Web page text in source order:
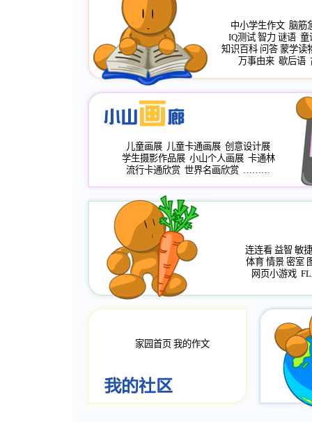
中小学生作文 脑筋
IQ测试 智力 谜语 童
知识百科 问答 蒙学读
万事由来 歇后语
儿童画展 儿童卡通画展 创意设计展
学生摄影作品展 小山个人画展 卡通林
流行卡通欣赏 世界名画欣赏 ………
连连看 益智 敏捷
体育 情景 密室
网页小游戏
家园首页 我的作文